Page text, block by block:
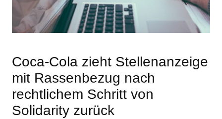
Coca-Cola zieht Stellenanzeige
mit Rassenbezug nach
rechtlichem Schritt von
Solidarity zurück